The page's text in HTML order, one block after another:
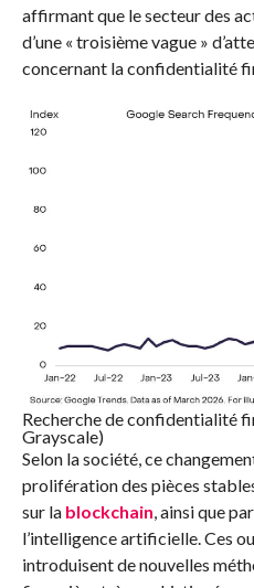
affirmant que le secteur des
d’une « troisième vague »
concernant la confidentialité
Recherche de confidentialité
Grayscale)
Selon la société, ce
prolifération des pièces
sur la blockchain , ainsi que
l’intelligence artificielle. Ces
introduisent de nouvelles